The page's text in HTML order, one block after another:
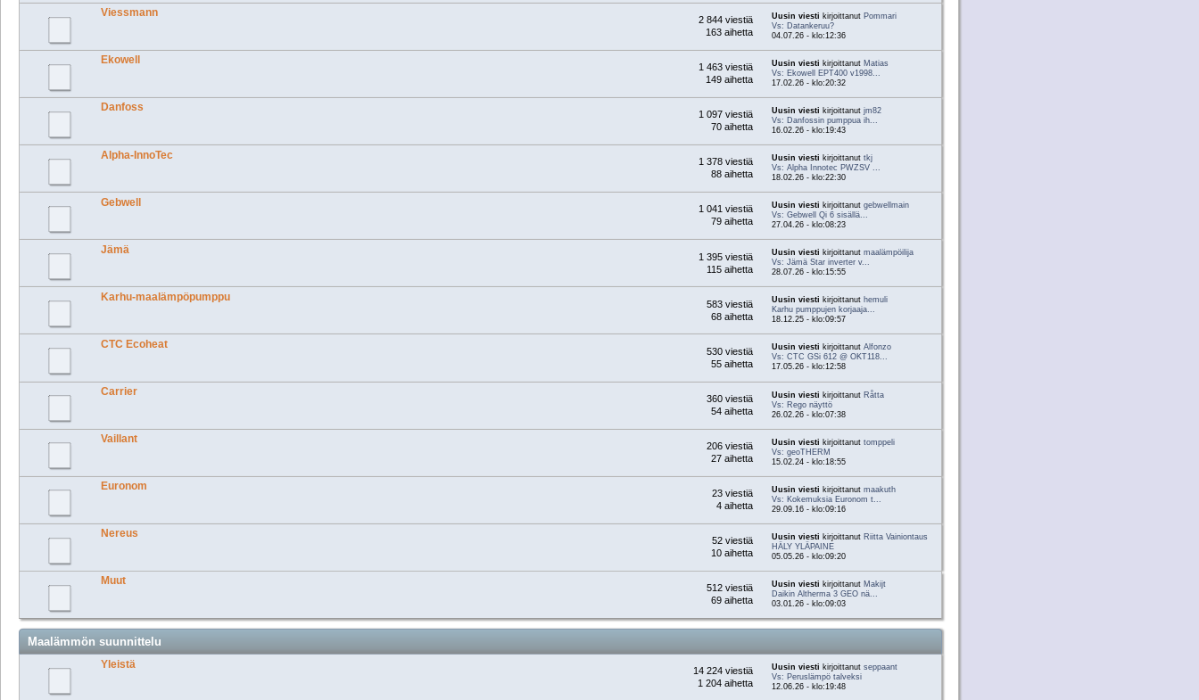
Viessmann Uusin viesti kirjoittanut Pommari
Vs: Datankeruu?
04.07.26 - klo:12:36
2 844 viestiä
163 aihetta
Ekowell Uusin viesti kirjoittanut Matias
Vs: Ekowell EPT400 v1998...
17.02.26 - klo:20:32
1 463 viestiä
149 aihetta
Danfoss Uusin viesti kirjoittanut jm82
Vs: Danfossin pumppua ih...
16.02.26 - klo:19:43
1 097 viestiä
70 aihetta
Alpha-InnoTec Uusin viesti kirjoittanut tkj
Vs: Alpha Innotec PWZSV ...
18.02.26 - klo:22:30
1 378 viestiä
88 aihetta
Gebwell Uusin viesti kirjoittanut gebwellmain
Vs: Gebwell Qi 6 sisällä...
27.04.26 - klo:08:23
1 041 viestiä
79 aihetta
Jämä Uusin viesti kirjoittanut maalämpöilija
Vs: Jämä Star inverter v...
28.07.26 - klo:15:55
1 395 viestiä
115 aihetta
Karhu-maalämpöpumppu Uusin viesti kirjoittanut hemuli
Karhu pumppujen korjaaja...
18.12.25 - klo:09:57
583 viestiä
68 aihetta
CTC Ecoheat Uusin viesti kirjoittanut Alfonzo
Vs: CTC GSi 612 @ OKT118...
17.05.26 - klo:12:58
530 viestiä
55 aihetta
Carrier Uusin viesti kirjoittanut Råtta
Vs: Rego näyttö
26.02.26 - klo:07:38
360 viestiä
54 aihetta
Vaillant Uusin viesti kirjoittanut tomppeli
Vs: geoTHERM
15.02.24 - klo:18:55
206 viestiä
27 aihetta
Euronom Uusin viesti kirjoittanut maakuth
Vs: Kokemuksia Euronom t...
29.09.16 - klo:09:16
23 viestiä
4 aihetta
Nereus Uusin viesti kirjoittanut Riitta Vainiontaus
HÄLY YLÄPAINE
05.05.26 - klo:09:20
52 viestiä
10 aihetta
Muut Uusin viesti kirjoittanut Makijt
Daikin Altherma 3 GEO nä...
03.01.26 - klo:09:03
512 viestiä
69 aihetta
Maalämmön suunnittelu
Yleistä Uusin viesti kirjoittanut seppaant
Vs: Peruslämpö talveksi
12.06.26 - klo:19:48
14 224 viestiä
1 204 aihetta